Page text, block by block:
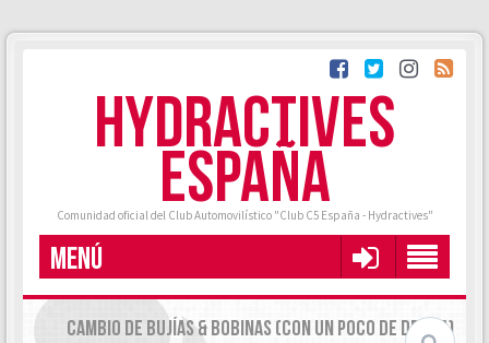
HYDRACTIVES
ESPAÑA
Comunidad oficial del Club Automovilístico "Club C5 España - Hydractives"
MENÚ
CAMBIO DE BUJÍAS & BOBINAS (CON UN POCO DE DRAMA)